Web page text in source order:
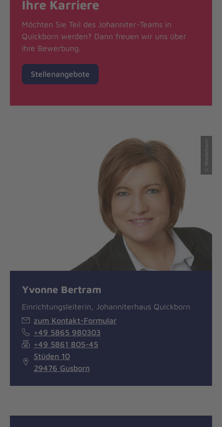
Ihre Karriere
Möchten Sie Teil des Johanniter-Teams in
Quickborn werden? Dann freuen wir uns über
Ihre Bewerbung.
Stellenangebote
© Wiedemann
Yvonne Bertram
Einrichtungsleiterin, Johanniterhaus Quickborn
zum Kontakt-Formular
+49 5865 980303
+49 5861 805-45
Stüden 10
29476 Gusborn